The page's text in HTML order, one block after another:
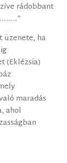
rádobbant
üzenete, ha
(Eklézsia)
maradás
ahol